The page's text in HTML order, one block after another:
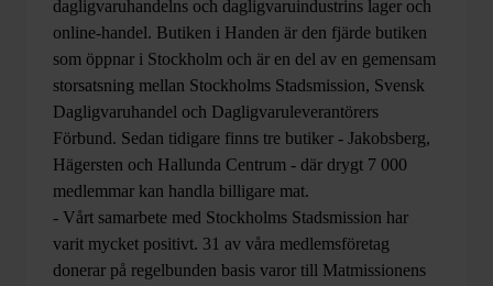
dagligvaruhandelns och dagligvaruindustrins lager och
online-handel. Butiken i Handen är den fjärde butiken
som öppnar i Stockholm och är en del av en gemensam
storsatsning mellan Stockholms Stadsmission, Svensk
Dagligvaruhandel och Dagligvaruleverantörers
Förbund. Sedan tidigare finns tre butiker - Jakobsberg,
Hägersten och Hallunda Centrum - där drygt 7 000
medlemmar kan handla billigare mat.
- Vårt samarbete med Stockholms Stadsmission har
varit mycket positivt. 31 av våra medlemsföretag
donerar på regelbunden basis varor till Matmissionens